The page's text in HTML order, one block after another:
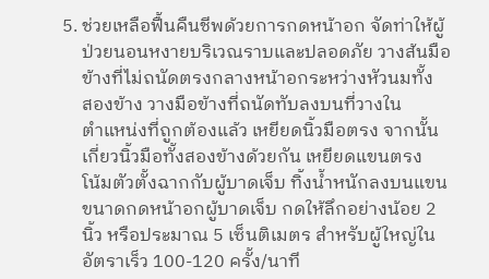
ช่วยเหลือฟื้นคืนชีพด้วยการกดหน้าอก จัดท่าให้ผู้
ป่วยนอนหงายบริเวณราบและปลอดภัย วางส้นมือ
ข้างที่ไม่ถนัดตรงกลางหน้าอกระหว่างหัวนมทั้ง
สองข้าง วางมือข้างที่ถนัดทับลงบนที่วางใน
ตำแหน่งที่ถูกต้องแล้ว เหยียดนิ้วมือตรง จากนั้น
เกี่ยวนิ้วมือทั้งสองข้างด้วยกัน เหยียดแขนตรง
โน้มตัวตั้งฉากกับผู้บาดเจ็บ ทิ้งน้ำหนักลงบนแขน
ขนาดกดหน้าอกผู้บาดเจ็บ กดให้ลึกอย่างน้อย 2
นิ้ว หรือประมาณ 5 เซ็นติเมตร สำหรับผู้ใหญ่ใน
อัตราเร็ว 100-120 ครั้ง/นาที